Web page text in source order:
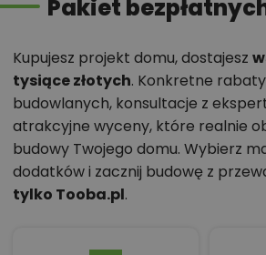
Pakiet
Kupujesz projekt domu, dostajesz
tysiące złotych. Konkretne
budowlanych, konsultacje z
atrakcyjne wyceny, które realnie
budowy Twojego domu. Wybierz
dodatków i zacznij budowę z
tylko Tooba.pl.